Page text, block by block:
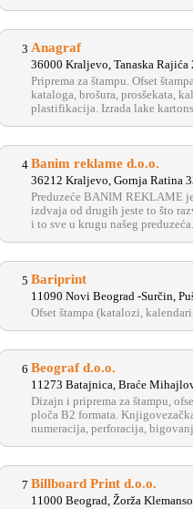
3 Anagraf
36000 Kraljevo, Tanaska
Priprema za štampu. Ofset
kataloga, brošura, prosšekata,
plastifikacija. Izrada lake
4 Banim reklame d.o.o.
36212 Kraljevo, Gornja Ratina
Preduzeće BANIM REKLAME
izdvaja od drugih jeste to što
i to sve u krugu našeg
5 Bariprint
11090 Novi Beograd -Surčin,
Ofset štampa (katalozi,
6 Beograf d.o.o.
11273 Batajnica, Braće
Dizajn i priprema za štampu,
ploča B2 formata.
numeracija, perforacija,
7 Billboard Print d.o.o.
11000 Beograd, Žorža